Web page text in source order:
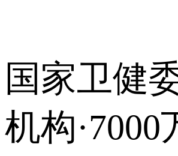
国家卫健
机构·7000